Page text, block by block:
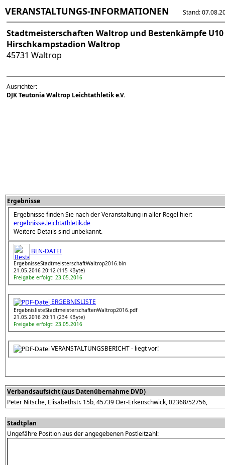
VERANSTALTUNGS-INFORMATIONEN Stand:
Stadtmeisterschaften Waltrop und Bestenkämpfe U10
Hirschkampstadion Waltrop
45731 Waltrop
Ausrichter:
DJK Teutonia Waltrop Leichtathletik e.V.
Ergebnisse
Ergebnisse finden Sie nach der Veranstaltung in aller Regel hier:
ergebnisse.leichtathletik.de
Weitere Details sind unbekannt.
BLN-DATEI
ErgebnisseStadtmeisterschaftWaltrop2016.bln
21.05.2016 20:12 (115 KByte)
Freigabe erfolgt: 23.05.2016
ERGEBNISLISTE
ErgebnislisteStadtmeisterschaftenWaltrop2016.pdf
21.05.2016 20:11 (234 KByte)
Freigabe erfolgt: 23.05.2016
VERANSTALTUNGSBERICHT - liegt vor!
Verbandsaufsicht (aus Datenübernahme DVD)
Peter Nitsche, Elisabethstr. 15b, 45739 Oer-Erkenschwick, 02368/52756,
Stadtplan
Ungefähre Position aus der angegebenen Postleitzahl: